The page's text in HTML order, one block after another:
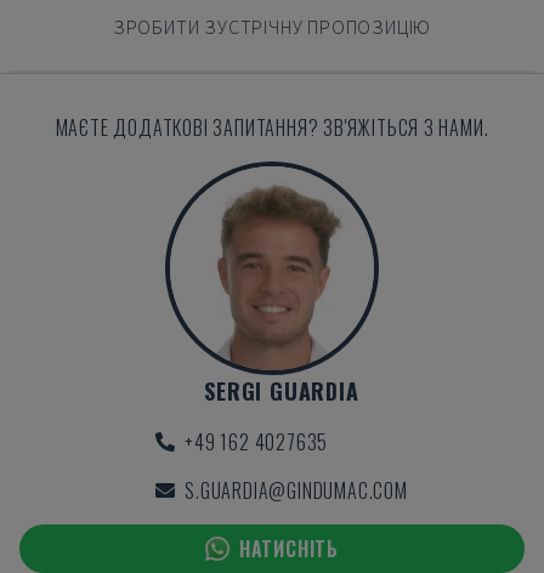
ЗРОБИТИ ЗУСТРІЧНУ ПРОПОЗИЦІЮ
МАЄТЕ ДОДАТКОВІ ЗАПИТАННЯ? ЗВ'ЯЖІТЬСЯ З НАМИ.
SERGI GUARDIA
+49 162 4027635
S.GUARDIA@GINDUMAC.COM
НАТИСНІТЬ